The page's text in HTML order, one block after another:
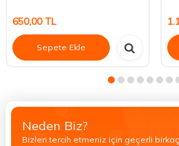
650,00TL
Sepete Ekle
Neden Biz?
Bizleri tercih etmeniz için geçerli